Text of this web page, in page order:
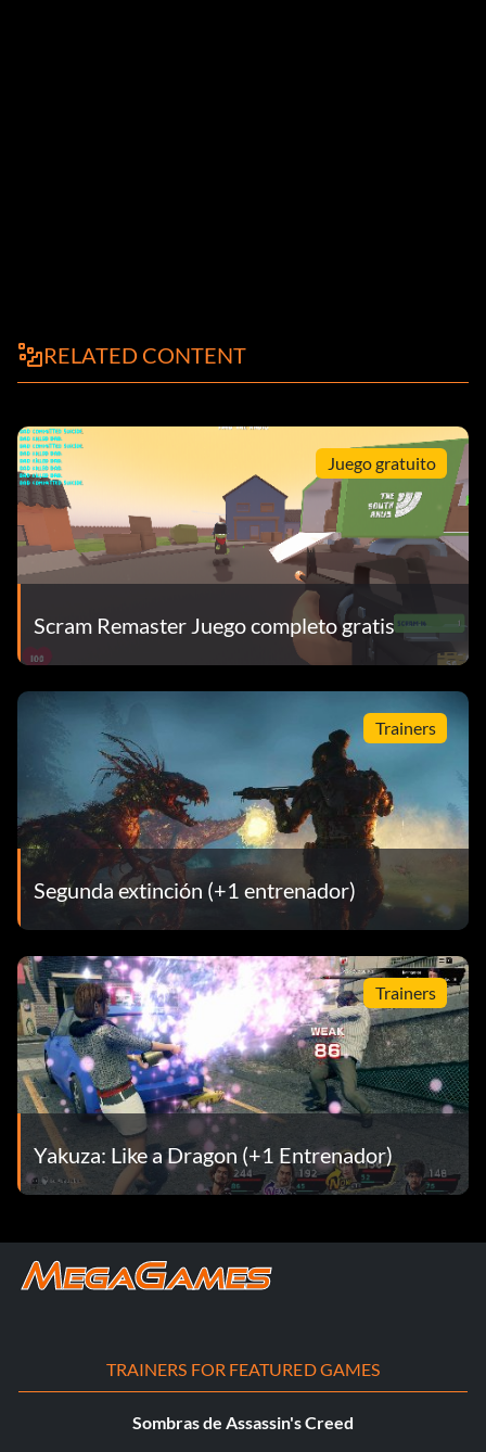
RELATED CONTENT
Juego gratuito
Scram Remaster Juego completo gratis
Trainers
Segunda extinción (+1 entrenador)
Trainers
Yakuza: Like a Dragon (+1 Entrenador)
TRAINERS FOR FEATURED GAMES
Sombras de Assassin's Creed